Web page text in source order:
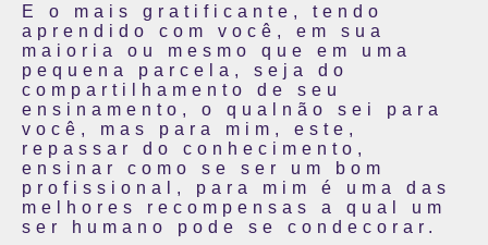
E o mais gratificante, tendo
aprendido com você, em sua
maioria ou mesmo que em uma
pequena parcela, seja do
compartilhamento de seu
ensinamento, o qualnão sei para
você, mas para mim, este,
repassar do conhecimento,
ensinar como se ser um bom
profissional, para mim é uma das
melhores recompensas a qual um
ser humano pode se condecorar.